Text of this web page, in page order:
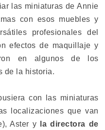
las miniaturas de Annie
con esos muebles y
profesionales del
efectos de maquillaje y
en algunos de los
de la historia.
con las miniaturas
localizaciones que van
Aster y
la directora de